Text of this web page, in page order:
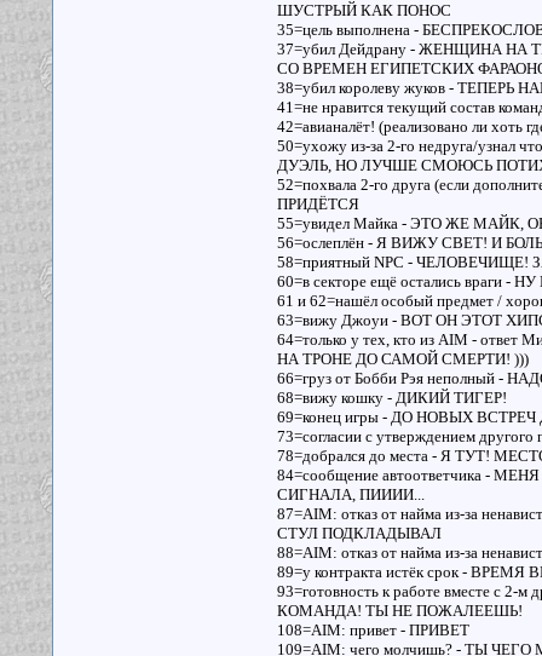
ШУСТРЫЙ КАК ПОНОС
35=цель выполнена -
37=убил Дейдрану - ЖЕНЩИНА
СО ВРЕМЕН ЕГИПЕТСКИХ
38=убил королеву жуков -
41=не нравится текущий состав
42=авианалёт! (реализовано ли хоть
50=ухожу из-за 2-го недруга/узнал
ДУЭЛЬ, НО ЛУЧШЕ СМОЮСЬ
52=похвала 2-го друга (если
ПРИДЁТСЯ
55=увидел Майка - ЭТО ЖЕ
56=ослеплён - Я ВИЖУ СВЕТ! И
58=приятный NPC -
60=в секторе ещё остались
61 и 62=нашёл особый предмет /
63=вижу Джоуи - ВОТ ОН ЭТОТ
64=только у тех, кто из AIM -
НА ТРОНЕ ДО САМОЙ СМЕРТИ! )))
66=груз от Бобби Рэя неполный
68=вижу кошку - ДИКИЙ ТИГЕР!
69=конец игры - ДО НОВЫХ
73=согласии с утверждением
78=добрался до места - Я ТУТ!
84=сообщение автоответчика
СИГНАЛА, ПИИИИ...
87=AIM: отказ от найма из-за
СТУЛ ПОДКЛАДЫВАЛ
88=AIM: отказ от найма из-за
89=у контракта истёк срок -
93=готовность к работе вместе с
КОМАНДА! ТЫ НЕ ПОЖАЛЕЕШЬ!
108=AIM: привет - ПРИВЕТ
109=AIM: чего молчишь? - ТЫ